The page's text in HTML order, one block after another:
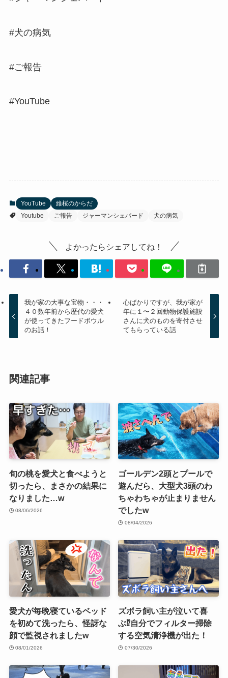
#犬の病気
#ご報告
#YouTube
YouTube
維桜のからだ
Youtube
ご報告 ジャーマンシェパード 犬の病気
よかったらシェアしてね！
我が家の大事な宝物・・・
４０数年前から歴代の愛犬
が使ってきたフードボウル
のお話！
心ばかりですが、我が家が
年に１〜２回動物保護施設
さんに犬のものを寄付させ
てもらっている話
関連記事
旬の桃を愛犬と食べようと
切ったら、まさかの結果に
なりました…w
08/06/2026
ゴールデン2頭とプールで
遊んだら、大型犬3頭のわ
ちゃわちゃが止まりません
でしたw
08/04/2026
愛犬が毎晩寝ているベッド
を初めて洗ったら、怪訝な
顔で監視されましたw
08/01/2026
ズボラ飼い主が泣いて喜
ぶ⁉︎自分でフィルター掃除
する空気清浄機が出た！
07/30/2026